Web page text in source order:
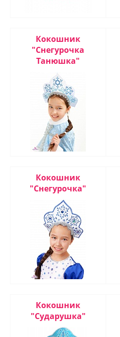
Кокошник
"Снегурочка
Танюшка"
Кокошник
"Снегурочка"
Кокошник
"Сударушка"